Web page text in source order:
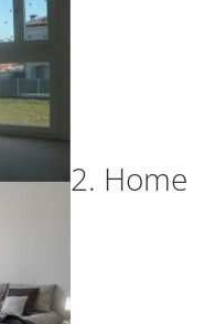
2. Home